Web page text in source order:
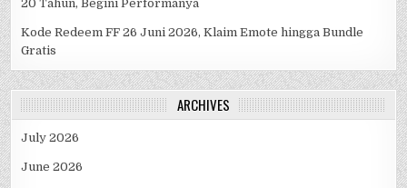
20 Tahun, Begini Performanya
Kode Redeem FF 26 Juni 2026, Klaim Emote hingga Bundle
Gratis
ARCHIVES
July 2026
June 2026